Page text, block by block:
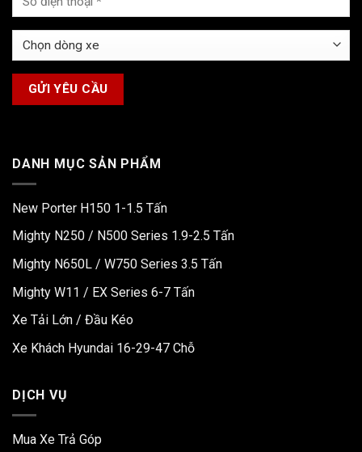
DANH MỤC SẢN PHẨM
New Porter H150 1-1.5 Tấn
Mighty N250 / N500 Series 1.9-2.5 Tấn
Mighty N650L / W750 Series 3.5 Tấn
Mighty W11 / EX Series 6-7 Tấn
Xe Tải Lớn / Đầu Kéo
Xe Khách Hyundai 16-29-47 Chỗ
DỊCH VỤ
Mua Xe Trả Góp